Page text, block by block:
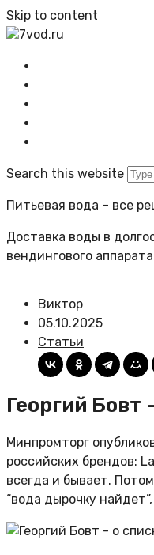
Skip to content
7vod.ru
Search this website
Питьевая вода – все
Доставка воды в
вендингового
Виктор
05.10.2025
Статьи
Георгий Бовт
Минпромторг
российских брендов:
всегда и бывает.
“вода дырочку